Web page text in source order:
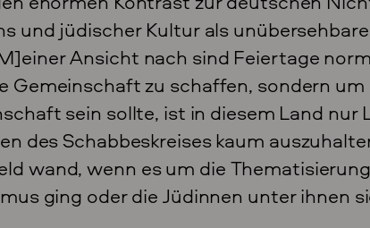
und jüdischer Kultur als
Ansicht nach sind Feiertage
Gemeinschaft zu schaffen, sondern um
sein sollte, ist in diesem Land nur
des Schabbeskreises kaum
wand, wenn es um die
ging oder die Jüdinnen unter ihnen